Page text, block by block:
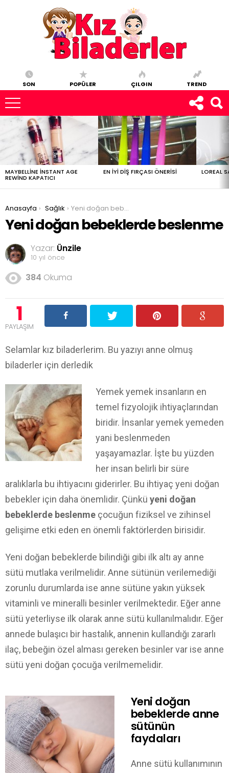
SON POPÜLER ÇILGIN TREND
ÇOK
OKUNAN
YAZILAR
MAYBELLINE INSTANT AGE
REWIND KAPATICI
EN IYI DIŞ FIRÇASI ÖNERISI LOREAL
You are here:
Anasayfa Sağlık Yeni doğan bebeklerde beslenme
Yeni doğan bebeklerde beslenme
Yazar: Ünzile
10 yıl önce
384 Okuma
1
PAYLAŞIM
Selamlar kız biladerlerim. Bu yazıyı anne olmuş
biladerler için derledik
Yemek yemek insanların en
temel fizyolojik ihtiyaçlarından
biridir. İnsanlar yemek yemeden
yani beslenmeden
yaşayamazlar. İşte bu yüzden
her insan belirli bir süre
aralıklarla bu ihtiyacını giderirler. Bu ihtiyaç yeni doğan
bebekler için daha önemlidir. Çünkü yeni doğan
bebeklerde beslenme çocuğun fiziksel ve zihinsel
gelişime etki eden en önemli faktörlerden birisidir.
Yeni doğan bebeklerde bilindiği gibi ilk altı ay anne
sütü mutlaka verilmelidir. Anne sütünün verilemediği
zorunlu durumlarda ise anne sütüne yakın yüksek
vitaminli ve mineralli besinler verilmektedir. Eğer anne
sütü yeterliyse ilk olarak anne sütü kullanılmalıdır. Eğer
annede bulaşıcı bir hastalık, annenin kullandığı zararlı
ilaç, bebeğin özel alması gereken besinler var ise anne
sütü yeni doğan çocuğa verilmemelidir.
Yeni doğan
bebeklerde anne
sütünün
faydaları
Anne sütü kullanımının